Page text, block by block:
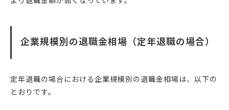
企業規模別の退職金相場（定年退職の場合）
定年退職の場合における企業規模別の退職金相場は、以下の
とおりです。